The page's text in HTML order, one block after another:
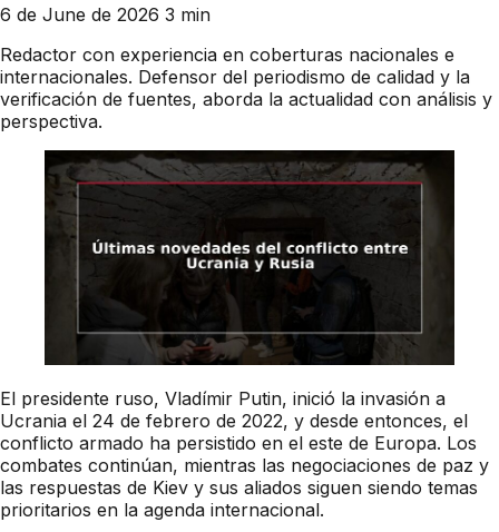
6 de June de 2026 3 min
Redactor con experiencia en coberturas nacionales e
internacionales. Defensor del periodismo de calidad y la
verificación de fuentes, aborda la actualidad con análisis y
perspectiva.
El presidente ruso, Vladímir Putin, inició la invasión a
Ucrania el 24 de febrero de 2022, y desde entonces, el
conflicto armado ha persistido en el este de Europa. Los
combates continúan, mientras las negociaciones de paz y
las respuestas de Kiev y sus aliados siguen siendo temas
prioritarios en la agenda internacional.